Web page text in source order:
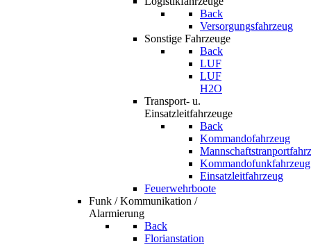
Back
Versorgungsfahrzeug
Sonstige Fahrzeuge
Back
LUF
LUF
H2O
Transport- u.
Einsatzleitfahrzeuge
Back
Kommandofahrzeug
Kommandofunkfahrzeug
Einsatzleitfahrzeug
Feuerwehrboote
Funk / Kommunikation /
Alarmierung
Back
Florianstation